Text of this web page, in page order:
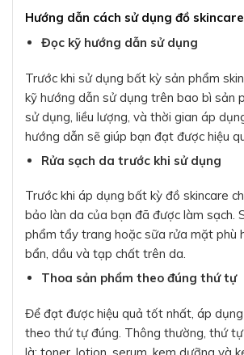
Hướng dẫn cách sử dụng đồ
Đọc kỹ hướng dẫn sử dụng
Trước khi sử dụng bất kỳ sản phẩm
kỹ hướng dẫn sử dụng trên bao bì sản
sử dụng, liều lượng, và thời gian áp
hướng dẫn sẽ giúp bạn đạt được hiệu
Rửa sạch da trước khi sử dụng
Trước khi áp dụng bất kỳ đồ skincare
bảo làn da của bạn đã được làm sạch.
phẩm tẩy trang hoặc sữa rửa mặt phù
bẩn, dầu và tạp chất trên da.
Thoa sản phẩm theo đúng thứ tự
Để đạt được hiệu quả tốt nhất, áp
theo thứ tự đúng. Thông thường, thứ
là: toner, lotion, serum, kem dưỡng và